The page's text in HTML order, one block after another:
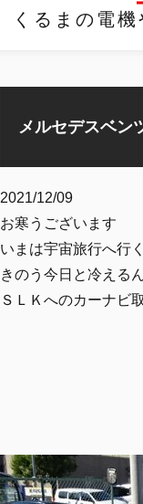
くるまの電機
メルセデスベン
2021/12/09
お寒うございます
いまは宇宙旅行へ行
きのう今日と冷える
ＳＬＫへのカーナビ